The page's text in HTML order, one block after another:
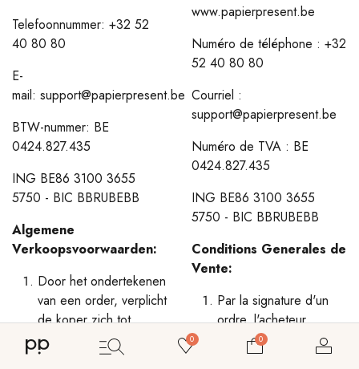
0 0
Telefoonnummer: +32 52
40 80 80
E-
mail: support@papierpresent.be
BTW-nummer: BE
0424.827.435
ING BE86 3100 3655
5750 - BIC BBRUBEBB
Algemene
Verkoopsvoorwaarden:
Door het ondertekenen
van een order, verplicht
de koper zich tot
afname van de
bestelde goederen.
www.papierpresent.be
Numéro de téléphone : +32
52 40 80 80
Courriel :
support@papierpresent.be
Numéro de TVA : BE
0424.827.435
ING BE86 3100 3655
5750 - BIC BBRUBEBB
Conditions Generales de
Vente:
Par la signature d'un
ordre, l'acheteur
s'engage à accepter
les marchandises